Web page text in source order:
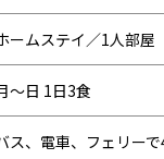
ームステイ／1人部屋
～日 1日3食
ス、電車、フェリー